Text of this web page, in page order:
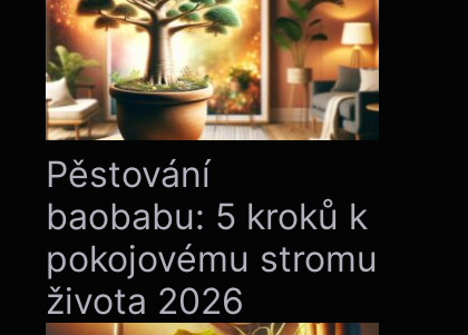
Pěstování
baobabu: 5 kroků k
pokojovému stromu
života 2026